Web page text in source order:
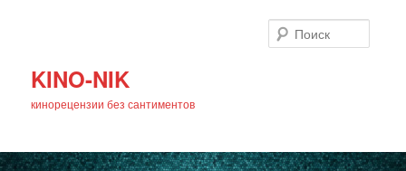
KINO-NIK
кинорецензии без сантиментов